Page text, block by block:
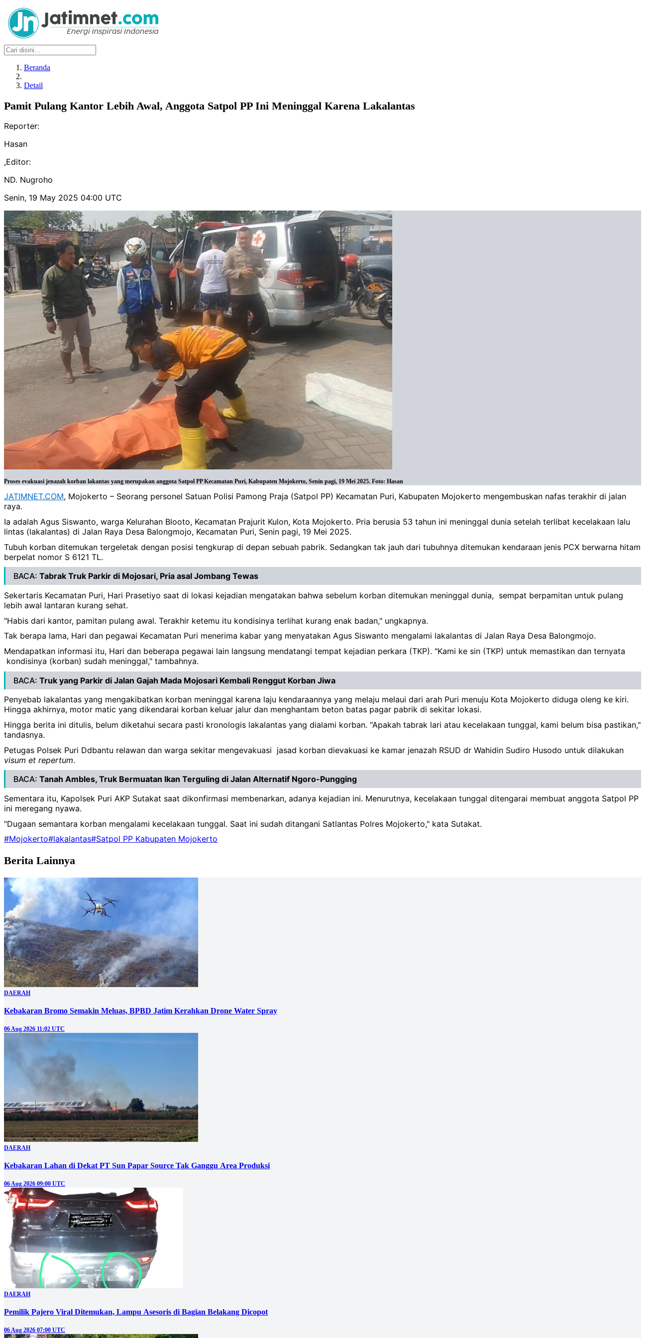
Beranda
Detail
Pamit Pulang Kantor Lebih Awal, Anggota Satpol PP Ini Meninggal Karena Lakalantas
Reporter:
Hasan
,Editor:
ND. Nugroho
Senin, 19 May 2025 04:00 UTC
Proses evakuasi jenazah korban lakantas yang merupakan anggota Satpol PP Kecamatan Puri, Kabupaten Mojokerto, Senin pagi, 19 Mei 2025. Foto: Hasan
JATIMNET.COM, Mojokerto – Seorang personel Satuan Polisi Pamong Praja (Satpol PP) Kecamatan Puri, Kabupaten Mojokerto mengembuskan nafas terakhir di jalan
raya.
Ia adalah Agus Siswanto, warga Kelurahan Blooto, Kecamatan Prajurit Kulon, Kota Mojokerto. Pria berusia 53 tahun ini meninggal dunia setelah terlibat kecelakaan lalu
lintas (lakalantas) di Jalan Raya Desa Balongmojo, Kecamatan Puri, Senin pagi, 19 Mei 2025.
Tubuh korban ditemukan tergeletak dengan posisi tengkurap di depan sebuah pabrik. Sedangkan tak jauh dari tubuhnya ditemukan kendaraan jenis PCX berwarna hitam
berpelat nomor S 6121 TL.
BACA: Tabrak Truk Parkir di Mojosari, Pria asal Jombang Tewas
Sekertaris Kecamatan Puri, Hari Prasetiyo saat di lokasi kejadian mengatakan bahwa sebelum korban ditemukan meninggal dunia, sempat berpamitan untuk pulang
lebih awal lantaran kurang sehat.
"Habis dari kantor, pamitan pulang awal. Terakhir ketemu itu kondisinya terlihat kurang enak badan," ungkapnya.
Tak berapa lama, Hari dan pegawai Kecamatan Puri menerima kabar yang menyatakan Agus Siswanto mengalami lakalantas di Jalan Raya Desa Balongmojo.
Mendapatkan informasi itu, Hari dan beberapa pegawai lain langsung mendatangi tempat kejadian perkara (TKP). "Kami ke sin (TKP) untuk memastikan dan ternyata
kondisinya (korban) sudah meninggal," tambahnya.
BACA: Truk yang Parkir di Jalan Gajah Mada Mojosari Kembali Renggut Korban Jiwa
Penyebab lakalantas yang mengakibatkan korban meninggal karena laju kendaraannya yang melaju melaui dari arah Puri menuju Kota Mojokerto diduga oleng ke kiri.
Hingga akhirnya, motor matic yang dikendarai korban keluar jalur dan menghantam beton batas pagar pabrik di sekitar lokasi.
Hingga berita ini ditulis, belum diketahui secara pasti kronologis lakalantas yang dialami korban. "Apakah tabrak lari atau kecelakaan tunggal, kami belum bisa pastikan,"
tandasnya.
Petugas Polsek Puri Ddbantu relawan dan warga sekitar mengevakuasi jasad korban dievakuasi ke kamar jenazah RSUD dr Wahidin Sudiro Husodo untuk dilakukan
visum et repertum.
BACA: Tanah Ambles, Truk Bermuatan Ikan Terguling di Jalan Alternatif Ngoro-Pungging
Sementara itu, Kapolsek Puri AKP Sutakat saat dikonfirmasi membenarkan, adanya kejadian ini. Menurutnya, kecelakaan tunggal ditengarai membuat anggota Satpol PP
ini meregang nyawa.
"Dugaan semantara korban mengalami kecelakaan tunggal. Saat ini sudah ditangani Satlantas Polres Mojokerto," kata Sutakat.
#Mojokerto#lakalantas#Satpol PP Kabupaten Mojokerto
Berita Lainnya
DAERAH
Kebakaran Bromo Semakin Meluas, BPBD Jatim Kerahkan Drone Water Spray
06 Aug 2026 11:02 UTC
DAERAH
Kebakaran Lahan di Dekat PT Sun Papar Source Tak Ganggu Area Produksi
06 Aug 2026 09:00 UTC
DAERAH
Pemilik Pajero Viral Ditemukan, Lampu Asesoris di Bagian Belakang Dicopot
06 Aug 2026 07:00 UTC